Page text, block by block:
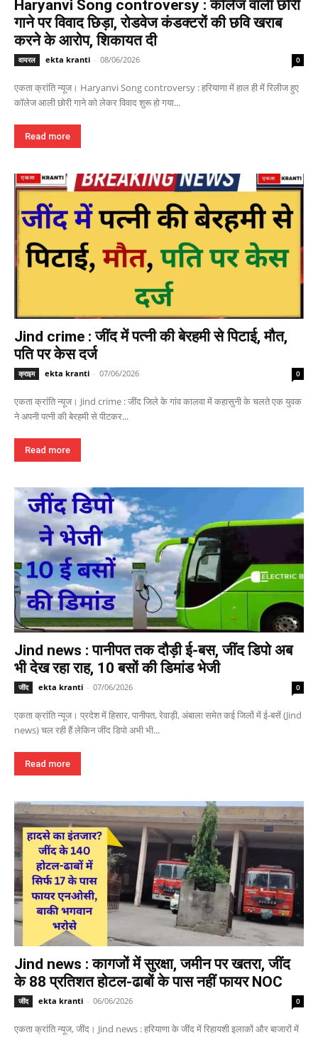
Haryanvi Song controversy : कॉलेज वाली छोरी
गाने पर विवाद छिड़ा, रोडवेज कंडक्टरों की छवि खराब
करने के आरोप, शिकायत दी
वायरल ekta kranti - 08/06/2026 0
एकता क्रांति न्यूज। Haryanvi Song controversy : हरियाणा में हाल ही में रिलीज हुए
कॉलेज आली छोरी गाने को लेकर विवाद शुरू हो गया...
Read more
Jind crime : जींद में पत्नी की बेरहमी से पिटाई, मौत,
पति पर केस दर्ज
क्राइम ekta kranti - 07/06/2026 0
एकता क्रांति न्यूज। Jind crime : जींद जिले के गांव कालवा में कहासुनी के चलते एक युवक
ने अपनी पत्नी की बेरहमी से पीटकर...
Read more
Jind news : पानीपत तक दौड़ी ई-बस, जींद डिपो अब
भी देख रहा राह, 10 बसों की डिमांड भेजी
जींद ekta kranti - 07/06/2026 0
एकता क्रांति न्यूज। प्रदेश में हिसार, पानीपत, रेवाड़ी, अंबाला समेत कई जिलों में ई-बसें (Jind
news) चल रही हैं लेकिन जींद डिपो अभी भी...
Read more
Jind news : कागजों में सुरक्षा, जमीन पर खतरा, जींद
के 88 प्रतिशत होटल-ढाबों के पास नहीं फायर NOC
जींद ekta kranti - 06/06/2026 0
एकता क्रांति न्यूज, जींद। Jind news : हरियाणा के जींद में रिहायशी इलाकों और बाजारों में